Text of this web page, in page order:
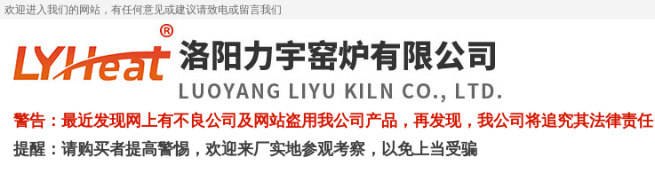
欢迎进入我们的网站，有任何意见或建议请致电或留言我们
警告：最近发现网上有不良公司及网站盗用我公司产品，再发现，我公司将追究其法律责任
提醒：请购买者提高警惕，欢迎来厂实地参观考察，以免上当受骗